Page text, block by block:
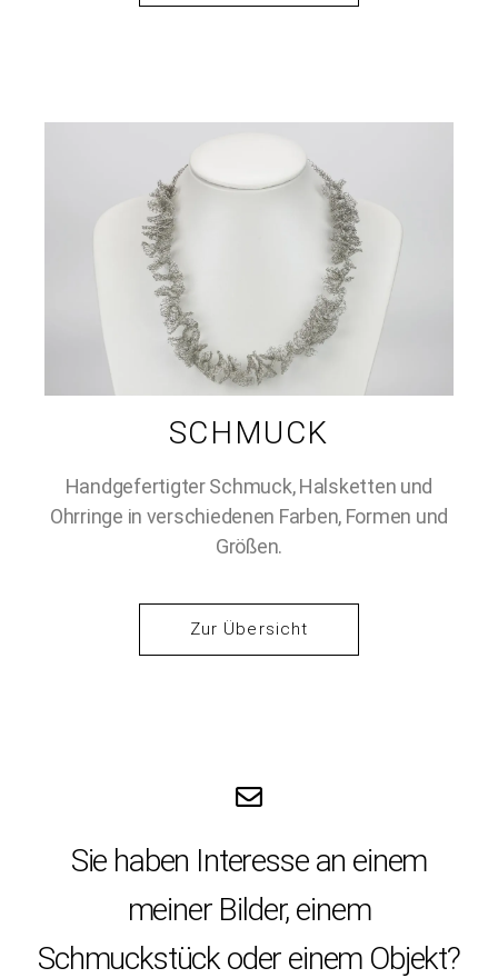
SCHMUCK
Handgefertigter Schmuck, Halsketten und
Ohrringe in verschiedenen Farben, Formen und
Größen.
Zur Übersicht
Sie haben Interesse an einem
meiner Bilder, einem
Schmuckstück oder einem Objekt?